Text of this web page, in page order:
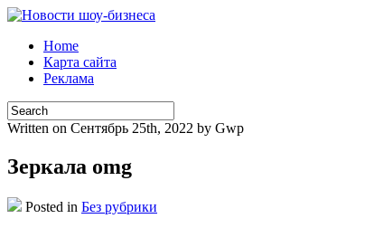
Home
Карта сайта
Реклама
Written on Сентябрь 25th, 2022 by Gwp
Зеркала omg
Posted in Без рубрики